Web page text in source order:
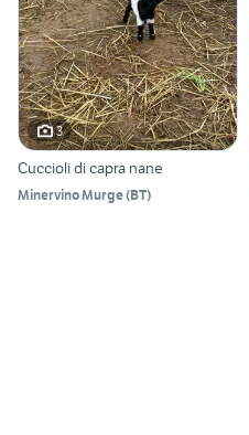
3
Cuccioli di capra nane
Minervino Murge(BT)